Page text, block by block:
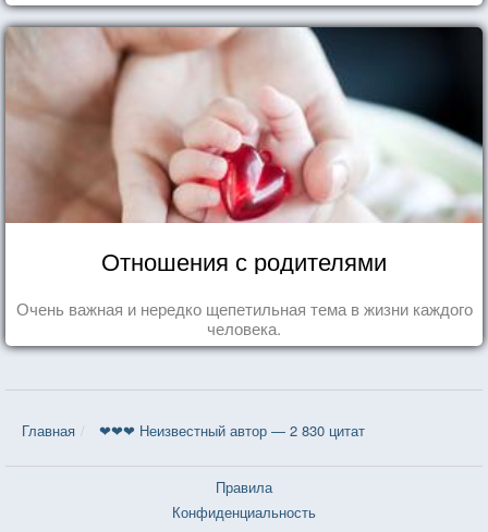
Отношения с родителями
Очень важная и нередко щепетильная тема в жизни каждого
человека.
Главная ❤❤❤ Неизвестный автор — 2 830 цитат
Правила
Конфиденциальность